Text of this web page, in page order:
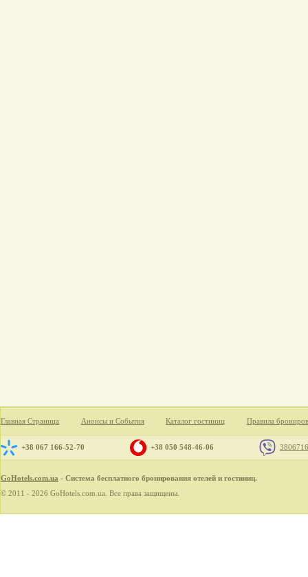
Главная Страница Анонсы и События Каталог гостиниц Правила
+38 067 166-52-70 +38 050 548-46-06
GoHotels.com.ua - Система бесплатного бронирования отелей и гостиниц.
© 2011 - 2026 GoHotels.com.ua. Все права защищены.